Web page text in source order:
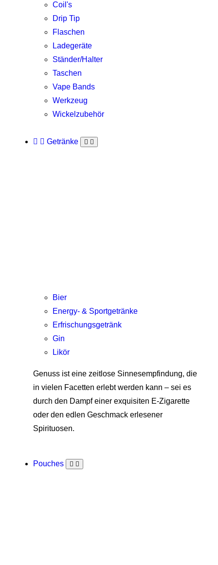
Coil's
Drip Tip
Flaschen
Ladegeräte
Ständer/Halter
Taschen
Vape Bands
Werkzeug
Wickelzubehör
Getränke
Bier
Energy- & Sportgetränke
Erfrischungsgetränk
Gin
Likör
Genuss ist eine zeitlose Sinnesempfindung, die
in vielen Facetten erlebt werden kann – sei es
durch den Dampf einer exquisiten E-Zigarette
oder den edlen Geschmack erlesener
Spirituosen.
Pouches